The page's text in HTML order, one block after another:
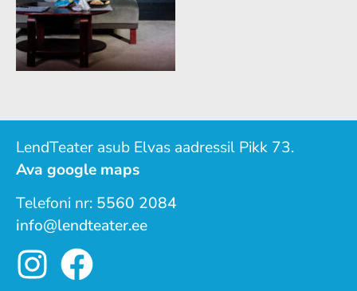
LendTeater asub Elvas aadressil Pikk 73.
Ava google maps
Telefoni nr: 5560 2084
info@lendteater.ee